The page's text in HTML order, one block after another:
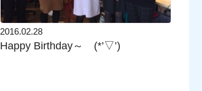
2016.02.28
Happy Birthday～ (*’▽’)